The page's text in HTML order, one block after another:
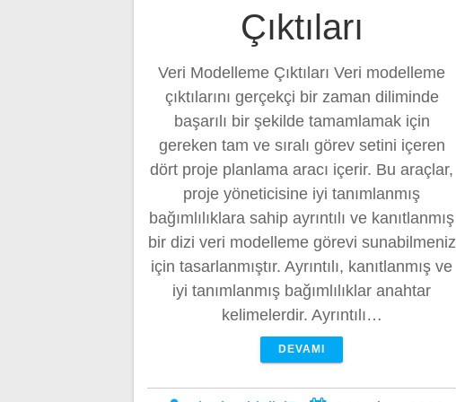
Çıktıları
Veri Modelleme Çıktıları Veri modelleme
çıktılarını gerçekçi bir zaman diliminde
başarılı bir şekilde tamamlamak için
gereken tam ve sıralı görev setini içeren
dört proje planlama aracı içerir. Bu araçlar,
proje yöneticisine iyi tanımlanmış
bağımlılıklara sahip ayrıntılı ve kanıtlanmış
bir dizi veri modelleme görevi sunabilmeniz
için tasarlanmıştır. Ayrıntılı, kanıtlanmış ve
iyi tanımlanmış bağımlılıklar anahtar
kelimelerdir. Ayrıntılı…
DEVAMI